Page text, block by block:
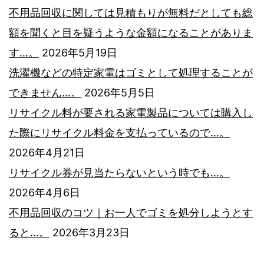
不用品回収に関しては見積もりが無料だとしても総
額を聞くと目を疑うような金額になることがありま
す…。
2026年5月19日
洗濯機などの特定家電はゴミとして処理することが
できません…。
2026年5月5日
リサイクル料が要される家電製品については購入し
た際にリサイクル料金を支払っているので…。
2026年4月21日
リサイクル券が見当たらないという時でも…。
2026年4月6日
不用品回収のコツ｜お一人でゴミを処分しようとす
ると…。
2026年3月23日